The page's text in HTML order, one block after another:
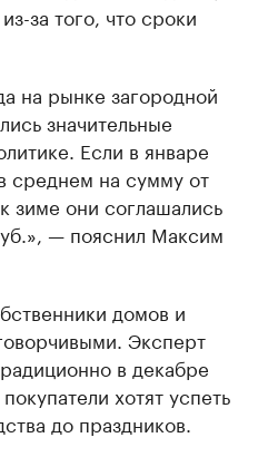
за того, что сроки
на рынке загородной
значительные
Если в январе
среднем на сумму от
зиме они соглашались
— пояснил Максим
домов и
Эксперт
в декабре
хотят успеть
до праздников.